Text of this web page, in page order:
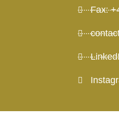
Fax: